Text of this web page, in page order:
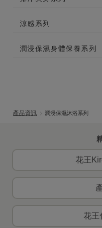
涼感系列
潤浸保濕身體保養系列
產品資訊 潤浸保濕沐浴系列
花王
花王